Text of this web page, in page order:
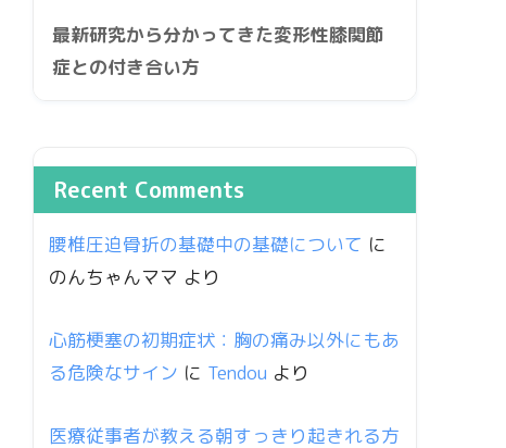
最新研究から分かってきた変形性膝関節
症との付き合い方
Recent Comments
腰椎圧迫骨折の基礎中の基礎について に
のんちゃんママ より
心筋梗塞の初期症状：胸の痛み以外にもあ
る危険なサイン に Tendou より
医療従事者が教える朝すっきり起きれる方